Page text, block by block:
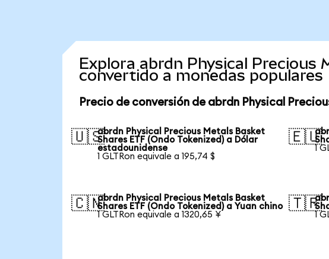
Explora abrdn Physical Precious
convertido a monedas populares
Precio de conversión de abrdn Physical
🇺🇸abrdn Physical Precious Metals Basket
Shares ETF (Ondo Tokenized) a Dólar
estadounidense
1 GLTRon equivale a 195,74 $
🇪🇺
1
🇨🇳abrdn Physical Precious Metals Basket
Shares ETF (Ondo Tokenized) a Yuan chino
1 GLTRon equivale a 1320,65 ¥
🇹🇷
1